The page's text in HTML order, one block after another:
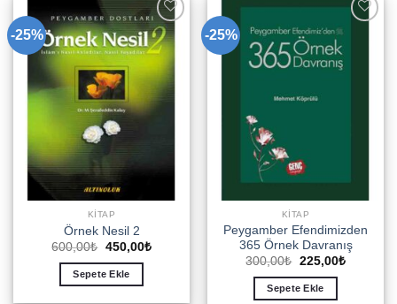
-25%
Add to
wishlist
KITAP
Örnek Nesil 2
600,00₺ Orijinal
600,00₺.
450,00₺Şu
Sepete Ekle
-25%
Add to
wishlist
KITAP
Peygamber Efendimizden
365 Örnek Davranış
300,00₺ Orijinal
300,00₺.
225,00₺Şu
Sepete Ekle